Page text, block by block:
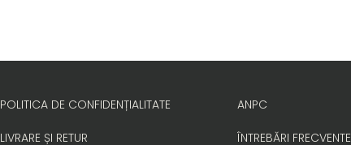
POLITICA DE CONFIDENȚIALITATE
LIVRARE ȘI RETUR
ANPC
ÎNTREBĂRI FRECVENTE